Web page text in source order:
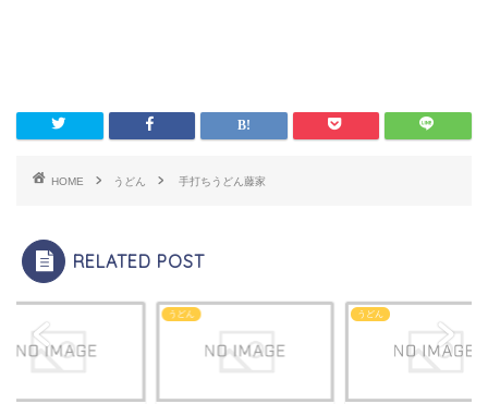
HOME うどん 手打ちうどん藤家
RELATED POST